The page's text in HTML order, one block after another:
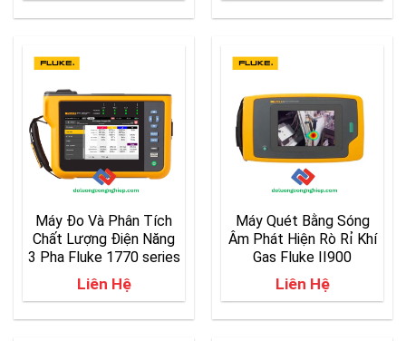
Máy Đo Và Phân Tích
Chất Lượng Điện Năng
3 Pha Fluke 1770 series
Liên Hệ
Máy Quét Bằng Sóng
Âm Phát Hiện Rò Rỉ Khí
Gas Fluke II900
Liên Hệ